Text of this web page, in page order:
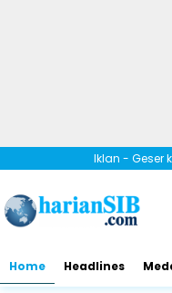
Iklan - Geser
Home Headlines